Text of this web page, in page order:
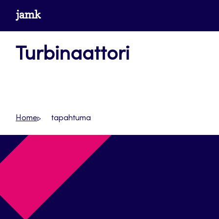
Siirrywww.jamk.fi
Turbinaattori
Home tapahtuma